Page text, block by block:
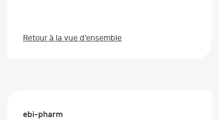
Retour à la vue d’ensemble
ebi-pharm